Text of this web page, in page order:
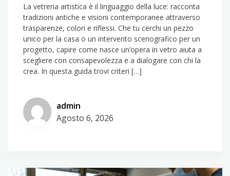
La vetreria artistica è il linguaggio della luce: racconta
tradizioni antiche e visioni contemporanee attraverso
trasparenze, colori e riflessi. Che tu cerchi un pezzo
unico per la casa o un intervento scenografico per un
progetto, capire come nasce un’opera in vetro aiuta a
scegliere con consapevolezza e a dialogare con chi la
crea. In questa guida trovi criteri […]
admin
Agosto 6, 2026